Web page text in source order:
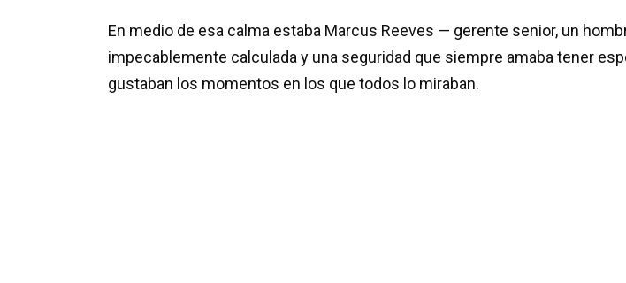
En medio de esa calma estaba Marcus Reeves — gerente senior, un
impecablemente calculada y una seguridad que siempre amaba tener
gustaban los momentos en los que todos lo miraban.